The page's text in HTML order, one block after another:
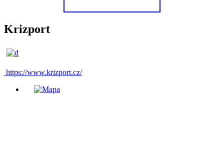
Krizport
https://www.krizport.cz/